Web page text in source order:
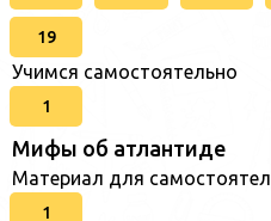
19
Учимся самостоятельно
1
Мифы об атлантиде
Материал для
1